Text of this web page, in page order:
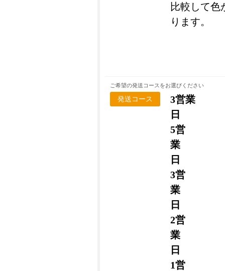
比較して色
ります。
ご希望の発送コースをお選びください
発送コース
3営業
日
5営
業
日
3営
業
日
2営
業
日
1営